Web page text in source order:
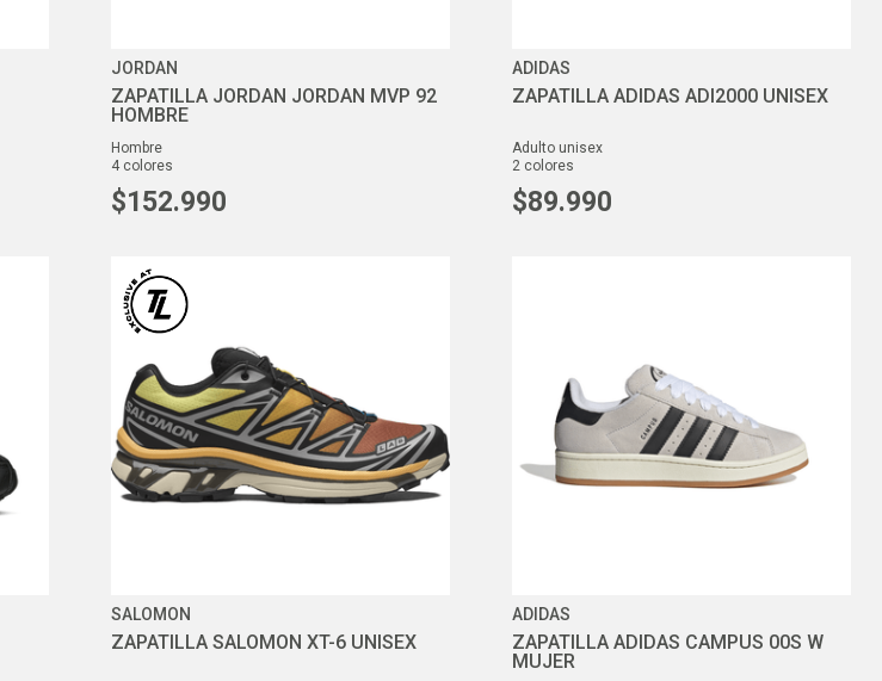
JORDAN
ZAPATILLA JORDAN JORDAN MVP 92
HOMBRE
hombre
4 colores
$152.990
ADIDAS
ZAPATILLA ADIDAS ADI2000 UNISEX
adulto unisex
2 colores
$89.990
SALOMON
ZAPATILLA SALOMON XT-6 UNISEX
ADIDAS
ZAPATILLA ADIDAS CAMPUS 00S W
MUJER